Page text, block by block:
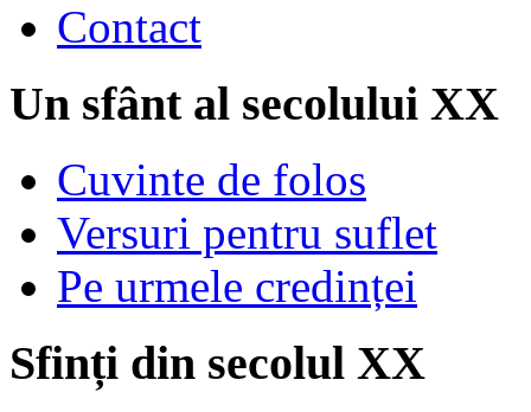
Contact
Un sfânt al secolului XX
Cuvinte de folos
Versuri pentru suflet
Pe urmele credinței
Sfinți din secolul XX